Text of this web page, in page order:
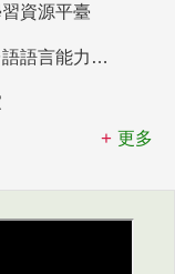
資源平臺
臺灣台語語言能力認證網站
更多